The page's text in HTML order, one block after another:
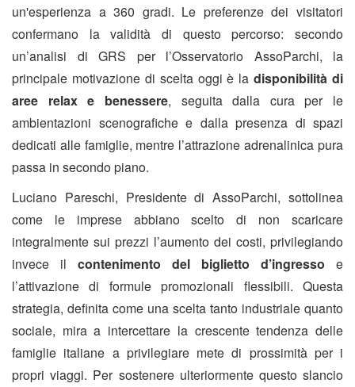
un'esperienza a 360 gradi. Le preferenze dei visitatori
confermano la validità di questo percorso: secondo
un’analisi di GRS per l’Osservatorio AssoParchi, la
principale motivazione di scelta oggi è ladisponibilità di
aree relax e benessere, seguita dalla cura per le
ambientazioni scenografiche e dalla presenza di spazi
dedicati alle famiglie, mentre l’attrazione adrenalinica pura
passa in secondo piano.
Luciano Pareschi, Presidente di AssoParchi, sottolinea
come le imprese abbiano scelto di non scaricare
integralmente sui prezzi l’aumento dei costi, privilegiando
invece il contenimento del biglietto d’ingresso e
l’attivazione di formule promozionali flessibili. Questa
strategia, definita come una scelta tanto industriale quanto
sociale, mira a intercettare la crescente tendenza delle
famiglie italiane a privilegiare mete di prossimità per i
propri viaggi. Per sostenere ulteriormente questo slancio